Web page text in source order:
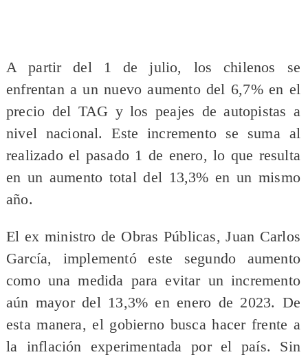
A partir del 1 de julio, los chilenos se
enfrentan a un nuevo aumento del 6,7% en el
precio del TAG y los peajes de autopistas a
nivel nacional. Este incremento se suma al
realizado el pasado 1 de enero, lo que resulta
en un aumento total del 13,3% en un mismo
año.
El ex ministro de Obras Públicas, Juan Carlos
García, implementó este segundo aumento
como una medida para evitar un incremento
aún mayor del 13,3% en enero de 2023. De
esta manera, el gobierno busca hacer frente a
la inflación experimentada por el país. Sin